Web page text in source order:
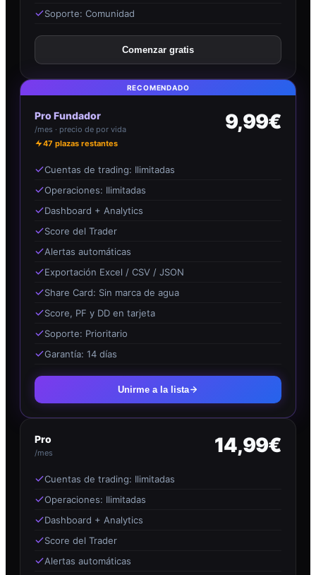
Soporte: Comunidad
Comenzar gratis
RECOMENDADO
Pro Fundador
/mes · precio de por vida
47 plazas restantes
9,99€
Cuentas de trading: Ilimitadas
Operaciones: Ilimitadas
Dashboard + Analytics
Score del Trader
Alertas automáticas
Exportación Excel / CSV / JSON
Share Card: Sin marca de agua
Score, PF y DD en tarjeta
Soporte: Prioritario
Garantía: 14 días
Unirme a la lista
Pro
/mes 14,99€
Cuentas de trading: Ilimitadas
Operaciones: Ilimitadas
Dashboard + Analytics
Score del Trader
Alertas automáticas